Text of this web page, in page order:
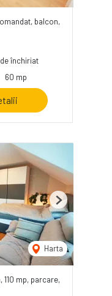
balcon,
închiriat
60 mp
Harta
Next
mp, parcare,